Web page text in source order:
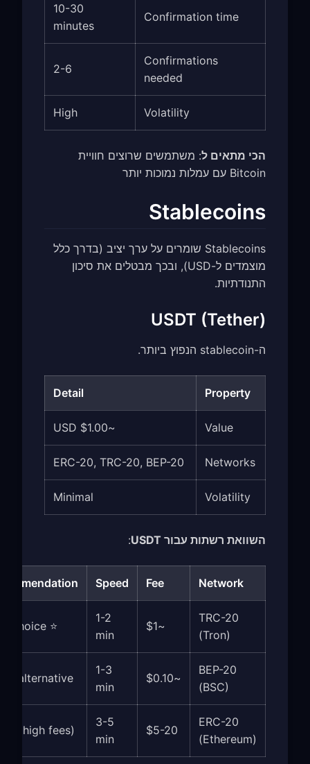
Confirmation time
10-30
minutes
Confirmations
needed
2-6
Volatility
High
הכי מתאים ל: משתמשים שרוצים חוויית
Bitcoin עם עמלות נמוכות יותר
Stablecoins
Stablecoins שומרים על ערך יציב (בדרך כלל
מוצמדים ל-USD), ובכך מבטלים את סיכון
התנודתיות.
USDT (Tether)
ה-stablecoin הנפוץ ביותר.
Property
Detail
Value
~$1.00 USD
Networks
ERC-20, TRC-20, BEP-20
Volatility
Minimal
השוואת רשתות עבור USDT :
Network
Fee
Speed
TRC-20
(Tron)
~$1
1-2
min
⭐ Best choice
BEP-20
(BSC)
~$0.10
1-3
min
alternative
ERC-20
(Ethereum)
$5-20
3-5
min
(high fees)